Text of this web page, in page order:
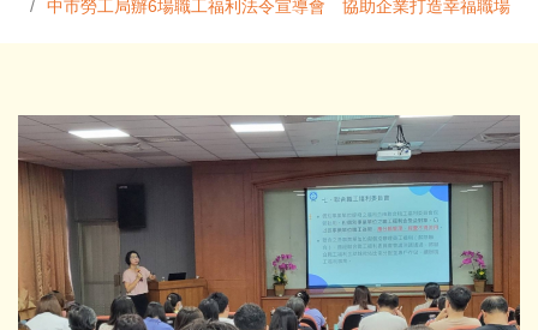
中市勞工局辦6場職工福利法令宣導會 協助企業打造幸福職場